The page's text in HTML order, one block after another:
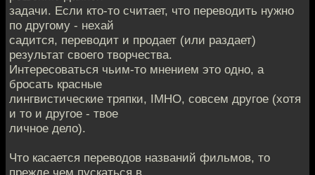
задачи. Если кто-то считает, что переводить нужно
по другому - нехай
садится, переводит и продает (или раздает)
результат своего творчества.
Интересоваться чьим-то мнением это одно, а
бросать красные
лингвистические тряпки, IMHO, совсем другое (хотя
и то и другое - твое
личное дело).
Что касается переводов названий фильмов, то
прежде чем пускаться в